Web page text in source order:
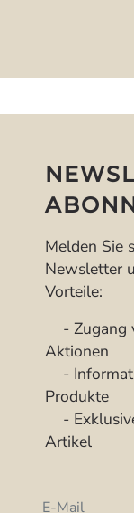
Melden Sie
Newsletter
Vorteile:
- Zugang
Aktionen
-
Produkte
-
Artikel
Newsletter